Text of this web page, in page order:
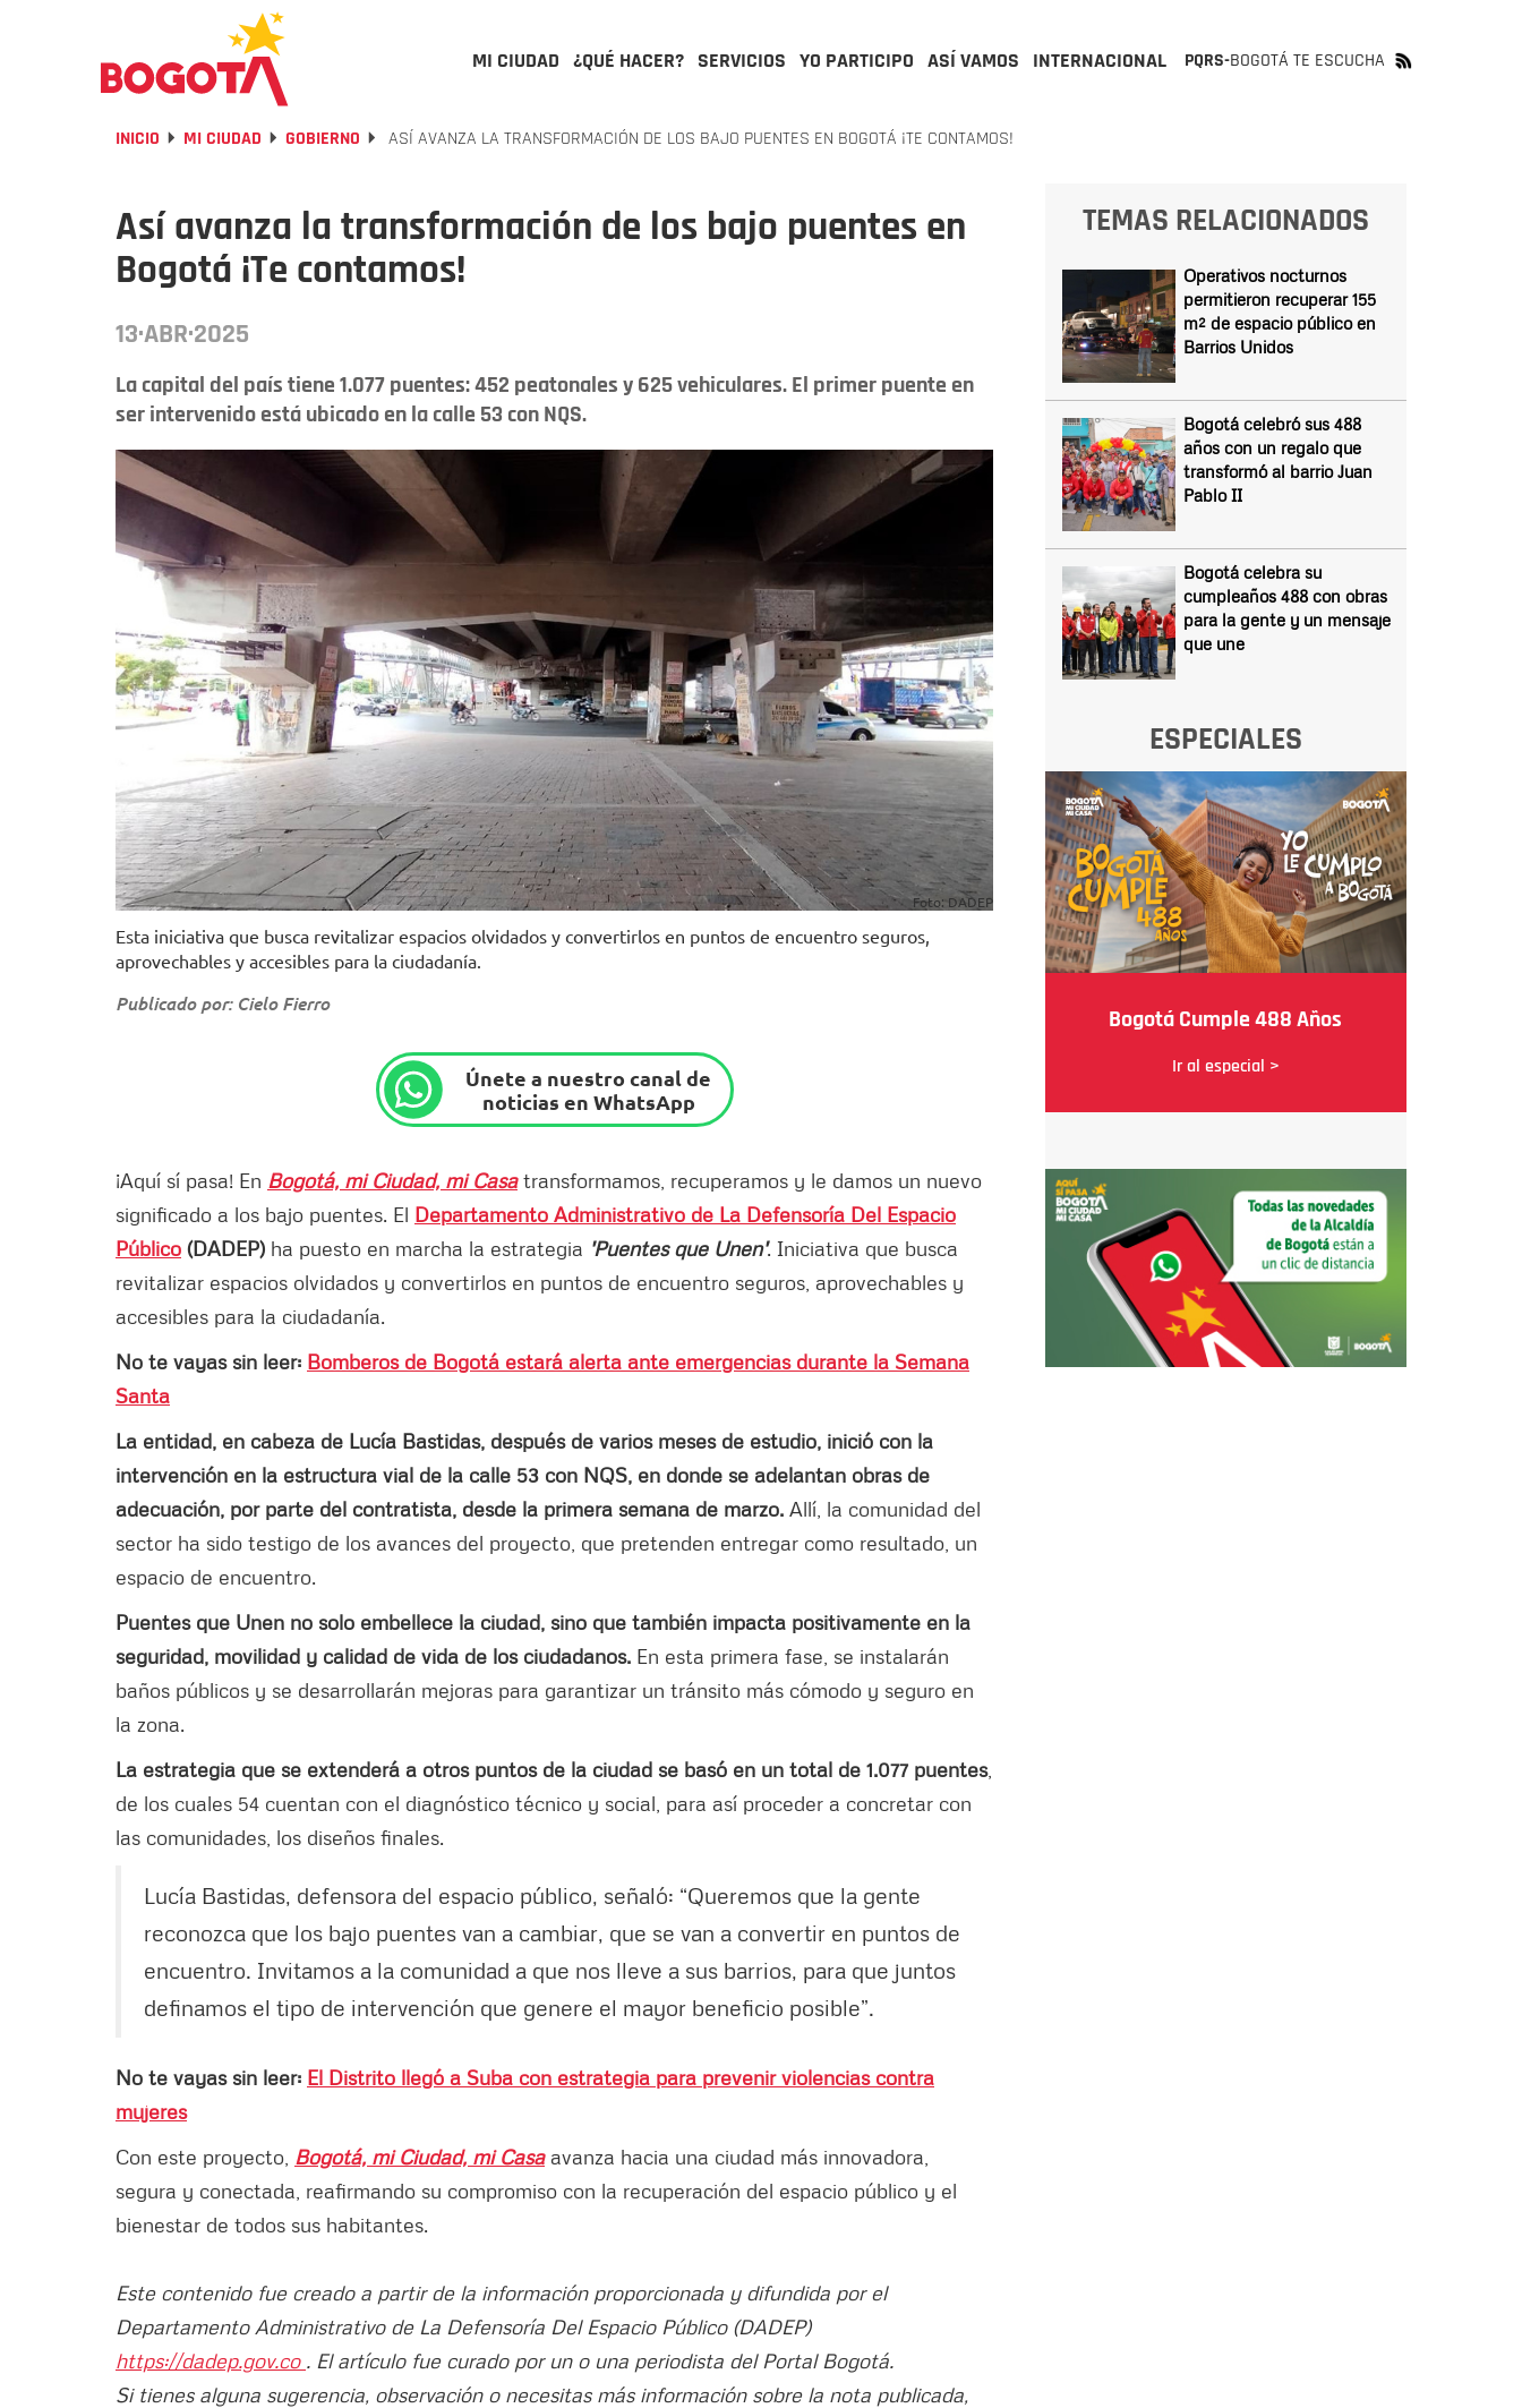
MI CIUDAD ¿QUÉ HACER? SERVICIOS YO PARTICIPO ASÍ VAMOS INTERNACIONAL PQRS-BOGOTÁ TE ESCUCHA
INICIO MI CIUDAD GOBIERNO ASÍ AVANZA LA TRANSFORMACIÓN DE LOS BAJO PUENTES EN BOGOTÁ ¡TE CONTAMOS!
Así avanza la transformación de los bajo puentes en
Bogotá ¡Te contamos!
13·ABR·2025
La capital del país tiene 1.077 puentes: 452 peatonales y 625 vehiculares. El primer puente en
ser intervenido está ubicado en la calle 53 con NQS.
Foto: DADEP
Esta iniciativa que busca revitalizar espacios olvidados y convertirlos en puntos de encuentro seguros,
aprovechables y accesibles para la ciudadanía.
Publicado por: Cielo Fierro
Únete a nuestro canal de
noticias en WhatsApp
¡Aquí sí pasa! En Bogotá, mi Ciudad, mi Casa transformamos, recuperamos y le damos un nuevo
significado a los bajo puentes. El Departamento Administrativo de La Defensoría Del Espacio
Público (DADEP) ha puesto en marcha la estrategia 'Puentes que Unen'. Iniciativa que busca
revitalizar espacios olvidados y convertirlos en puntos de encuentro seguros, aprovechables y
accesibles para la ciudadanía.
No te vayas sin leer: Bomberos de Bogotá estará alerta ante emergencias durante la Semana
Santa
La entidad, en cabeza de Lucía Bastidas, después de varios meses de estudio, inició con la
intervención en la estructura vial de la calle 53 con NQS, en donde se adelantan obras de
adecuación, por parte del contratista, desde la primera semana de marzo. Allí, la comunidad del
sector ha sido testigo de los avances del proyecto, que pretenden entregar como resultado, un
espacio de encuentro.
Puentes que Unen no solo embellece la ciudad, sino que también impacta positivamente en la
seguridad, movilidad y calidad de vida de los ciudadanos. En esta primera fase, se instalarán
baños públicos y se desarrollarán mejoras para garantizar un tránsito más cómodo y seguro en
la zona.
La estrategia que se extenderá a otros puntos de la ciudad se basó en un total de 1.077 puentes,
de los cuales 54 cuentan con el diagnóstico técnico y social, para así proceder a concretar con
las comunidades, los diseños finales.
Lucía Bastidas, defensora del espacio público, señaló: “Queremos que la gente
reconozca que los bajo puentes van a cambiar, que se van a convertir en puntos de
encuentro. Invitamos a la comunidad a que nos lleve a sus barrios, para que juntos
definamos el tipo de intervención que genere el mayor beneficio posible”.
No te vayas sin leer: El Distrito llegó a Suba con estrategia para prevenir violencias contra
mujeres
Con este proyecto, Bogotá, mi Ciudad, mi Casa avanza hacia una ciudad más innovadora,
segura y conectada, reafirmando su compromiso con la recuperación del espacio público y el
bienestar de todos sus habitantes.
Este contenido fue creado a partir de la información proporcionada y difundida por el
Departamento Administrativo de La Defensoría Del Espacio Público (DADEP)
https://dadep.gov.co . El artículo fue curado por un o una periodista del Portal Bogotá.
Si tienes alguna sugerencia, observación o necesitas más información sobre la nota publicada,
TEMAS RELACIONADOS
Operativos nocturnos
permitieron recuperar 155
m² de espacio público en
Barrios Unidos
Bogotá celebró sus 488
años con un regalo que
transformó al barrio Juan
Pablo II
Bogotá celebra su
cumpleaños 488 con obras
para la gente y un mensaje
que une
ESPECIALES
Bogotá Cumple 488 Años
Ir al especial >